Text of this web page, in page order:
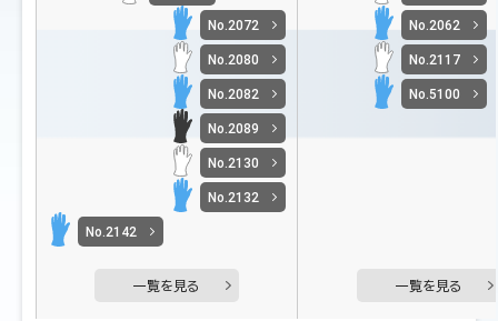
No.2072
No.2080
No.2082
No.2089
No.2130
No.2132
No.2142
一覧を見る
No.2062
No.2117
No.5100
一覧を見る